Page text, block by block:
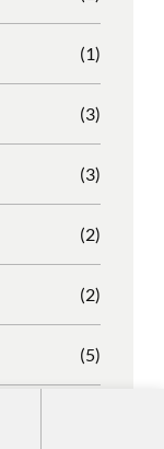
(1)
(3)
(3)
(2)
(2)
(5)